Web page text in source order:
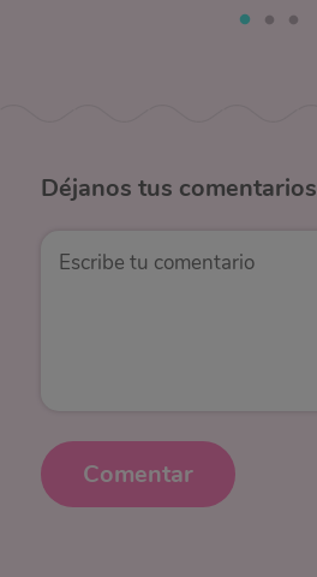
Déjanos tus comentarios
Comentar